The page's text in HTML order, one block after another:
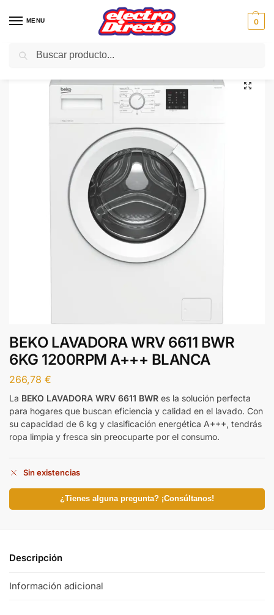
MENU 0
Inicio Gama blanca Lavadoras
BEKO LAVADORA WRV 6611 BWR
6KG 1200RPM A+++ BLANCA
266,78 €
La BEKO LAVADORA WRV 6611 BWR es la solución perfecta
para hogares que buscan eficiencia y calidad en el lavado. Con
su capacidad de 6 kg y clasificación energética A+++, tendrás
ropa limpia y fresca sin preocuparte por el consumo.
Sin existencias
¿Tienes alguna pregunta? ¡Consúltanos!
Descripción
Información adicional